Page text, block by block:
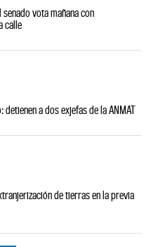
vota mañana con
calle
a dos exjefas de la ANMAT
de tierras en la previa